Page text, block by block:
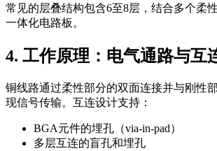
常见的层叠结构包含6至8层，结合多个柔
一体化电路板。
4. 工作原理：电气通路与互
铜线路通过柔性部分的双面连接并与刚性
现信号传输。互连设计支持：
BGA元件的埋孔（via-in-pad）
多层互连的盲孔和埋孔